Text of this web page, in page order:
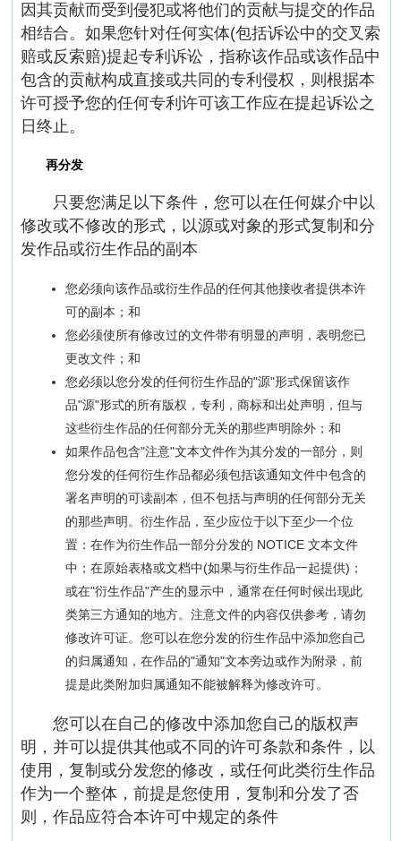
因其贡献而受到侵犯或将他们的贡献与提交的作品
相结合。如果您针对任何实体(包括诉讼中的交叉索
赔或反索赔)提起专利诉讼，指称该作品或该作品中
包含的贡献构成直接或共同的专利侵权，则根据本
许可授予您的任何专利许可该工作应在提起诉讼之
日终止。
再分发
只要您满足以下条件，您可以在任何媒介中以
修改或不修改的形式，以源或对象的形式复制和分
发作品或衍生作品的副本
您必须向该作品或衍生作品的任何其他接收者提供本许
可的副本；和
您必须使所有修改过的文件带有明显的声明，表明您已
更改文件；和
您必须以您分发的任何衍生作品的"源"形式保留该作
品"源"形式的所有版权，专利，商标和出处声明，但与
这些衍生作品的任何部分无关的那些声明除外；和
如果作品包含"注意"文本文件作为其分发的一部分，则
您分发的任何衍生作品都必须包括该通知文件中包含的
署名声明的可读副本，但不包括与声明的任何部分无关
的那些声明。衍生作品，至少应位于以下至少一个位
置：在作为衍生作品一部分分发的 NOTICE 文本文件
中；在原始表格或文档中(如果与衍生作品一起提供)；
或在"衍生作品"产生的显示中，通常在任何时候出现此
类第三方通知的地方。注意文件的内容仅供参考，请勿
修改许可证。您可以在您分发的衍生作品中添加您自己
的归属通知，在作品的"通知"文本旁边或作为附录，前
提是此类附加归属通知不能被解释为修改许可。
您可以在自己的修改中添加您自己的版权声
明，并可以提供其他或不同的许可条款和条件，以
使用，复制或分发您的修改，或任何此类衍生作品
作为一个整体，前提是您使用，复制和分发了否
则，作品应符合本许可中规定的条件